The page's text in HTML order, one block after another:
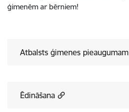
ģimenēm ar bērniem!
Atbalsts ģimenes pieaugumam
Ēdināšana